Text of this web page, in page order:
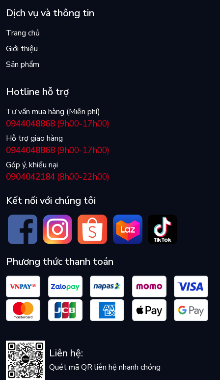
Dịch vụ và thông tin
Trang chủ
Giới thiệu
Sản phẩm
Hotline hỗ trợ
Tư vấn mua hàng (Miễn phí)
0944048868 (9h00-17h00)
Hỗ trợ giao hàng
0944048868 (9h00-17h00)
Góp ý, khiếu nại
0904042184 (8h00-22h00)
Kết nối với chúng tôi
Phương thức thanh toán
Liên hệ:
Quét mã QR liên hệ nhanh chóng